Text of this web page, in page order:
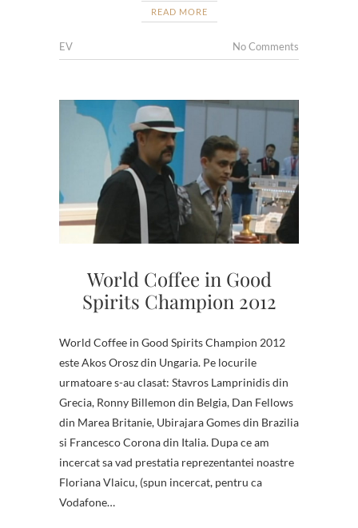
READ MORE
EV No Comments
World Coffee in Good
Spirits Champion 2012
World Coffee in Good Spirits Champion 2012
este Akos Orosz din Ungaria. Pe locurile
urmatoare s-au clasat: Stavros Lamprinidis din
Grecia, Ronny Billemon din Belgia, Dan Fellows
din Marea Britanie, Ubirajara Gomes din Brazilia
si Francesco Corona din Italia. Dupa ce am
incercat sa vad prestatia reprezentantei noastre
Floriana Vlaicu, (spun incercat, pentru ca
Vodafone…